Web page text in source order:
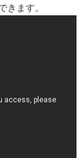
ます。